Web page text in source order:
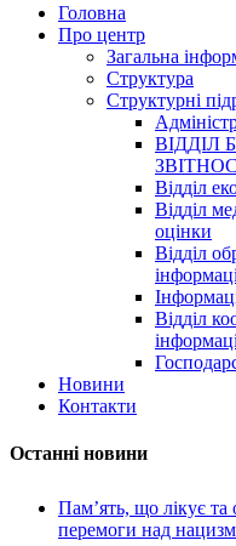
Головна
Про центр
Загальна
Структура
Структурні
ВІДДІЛ
Відділ
Відділ
оцінки
Відділ
Відділ
Новини
Контакти
Останні новини
Пам’ять, що лікує та
перемоги над